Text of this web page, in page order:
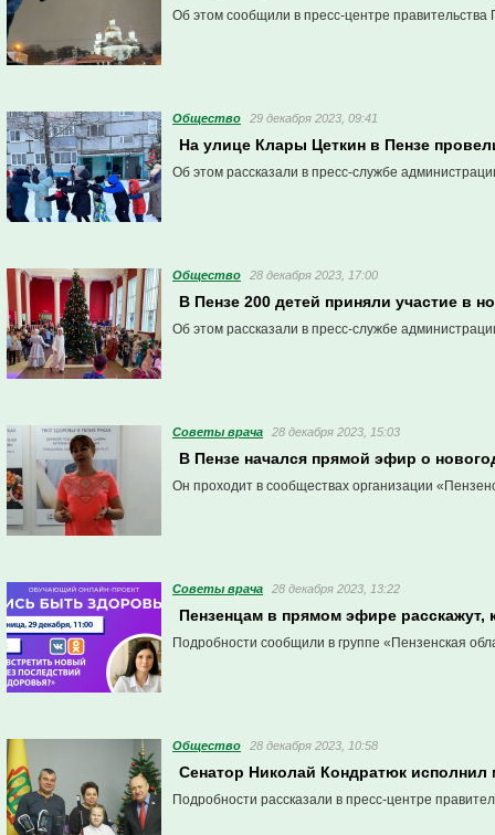
Об этом сообщили в пресс-центре правительства
Общество 29 декабря 2023, 09:41
На улице Клары Цеткин в Пензе
Об этом рассказали в пресс-службе
Общество 28 декабря 2023, 17:00
В Пензе 200 детей приняли участие в
Об этом рассказали в пресс-службе
Советы врача 28 декабря 2023, 15:03
В Пензе начался прямой эфир о
Он проходит в сообществах организации
Советы врача 28 декабря 2023, 13:22
Пензенцам в прямом эфире расскажут,
Подробности сообщили в группе «Пензенская
Общество 28 декабря 2023, 10:58
Сенатор Николай Кондратюк
Подробности рассказали в пресс-центре